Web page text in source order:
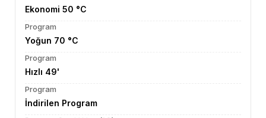
Ekonomi 50 °C
Program
Yoğun 70 °C
Program
Hızlı 49'
Program
İndirilen Program